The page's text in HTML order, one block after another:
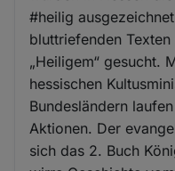
#heilig
bluttriefenden
„Heiligem“ gesucht.
hessischen
Bundesländern
Aktionen. Der
sich das 2. Buch